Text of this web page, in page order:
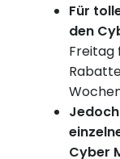
Für
den
Freitag
Cyber